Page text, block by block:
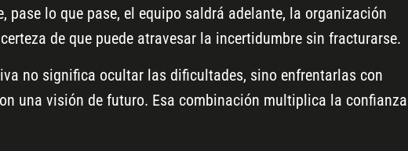
pase lo que pase, el equipo saldrá adelante, la organización
de que puede atravesar la incertidumbre sin fracturarse.
no significa ocultar las dificultades, sino enfrentarlas con
una visión de futuro. Esa combinación multiplica la confianza